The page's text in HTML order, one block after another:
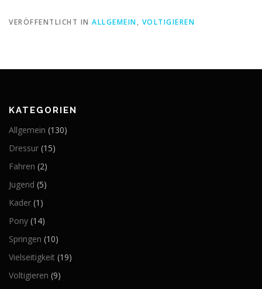
VERÖFFENTLICHT IN ALLGEMEIN, VOLTIGIEREN
KATEGORIEN
Allgemein (130)
Dressur (15)
Fahren (2)
Jugend (5)
Kader (1)
Pony (14)
Springen (10)
Vielseitigkeit (19)
Voltigieren (9)